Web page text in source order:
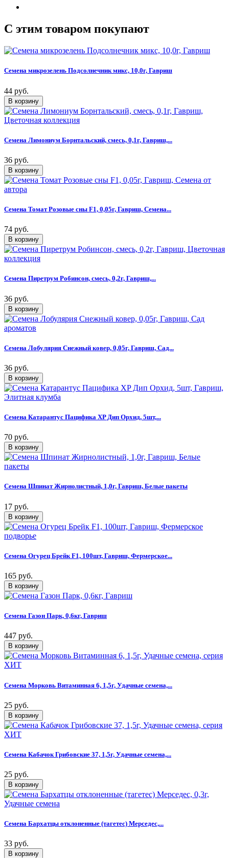
C этим товаром покупают
Семена микрозелень Подсолнечник микс, 10,0г, Гавриш
44 руб.
Семена Лимониум Борнтальский, смесь, 0,1г, Гавриш,...
36 руб.
Семена Томат Розовые сны F1, 0,05г, Гавриш, Семена...
74 руб.
Семена Пиретрум Робинсон, смесь, 0,2г, Гавриш,...
36 руб.
Семена Лобулярия Снежный ковер, 0,05г, Гавриш, Сад...
36 руб.
Семена Катарантус Пацифика XP Дип Орхид, 5шт,...
70 руб.
Семена Шпинат Жирнолистный, 1,0г, Гавриш, Белые пакеты
17 руб.
Семена Огурец Брейк F1, 100шт, Гавриш, Фермерское...
165 руб.
Семена Газон Парк, 0,6кг, Гавриш
447 руб.
Семена Морковь Витаминная 6, 1,5г, Удачные семена,...
25 руб.
Семена Кабачок Грибовские 37, 1,5г, Удачные семена,...
25 руб.
Семена Бархатцы отклоненные (тагетес) Мерседес,...
33 руб.